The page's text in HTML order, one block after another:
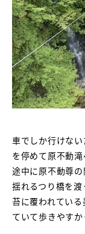
車でしか行けな
を停めて原不動
途中に原不動尊の
揺れるつり橋を渡
苔に覆われてい
ていて歩きやす